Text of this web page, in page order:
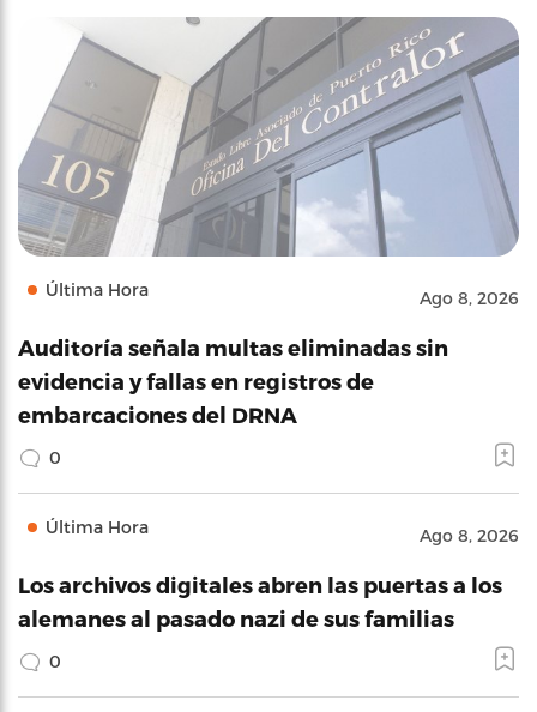
Última Hora Ago 8, 2026
Auditoría señala multas eliminadas sin
evidencia y fallas en registros de
embarcaciones del DRNA
0
Última Hora Ago 8, 2026
Los archivos digitales abren las puertas a los
alemanes al pasado nazi de sus familias
0